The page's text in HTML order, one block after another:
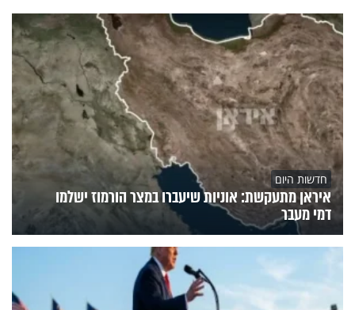
חדשות היום
איראן מתעקשת: אוניות שיעברו במצר הורמוז ישלמו
דמי מעבר